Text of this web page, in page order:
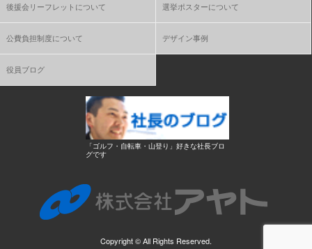
後援会リーフレットについて 選挙ポスターについて
公費負担制度について デザイン事例
役員ブログ
「ゴルフ・自転車・山登り」好きな社長ブロ
グです
Copyright ©All Rights Reserved.